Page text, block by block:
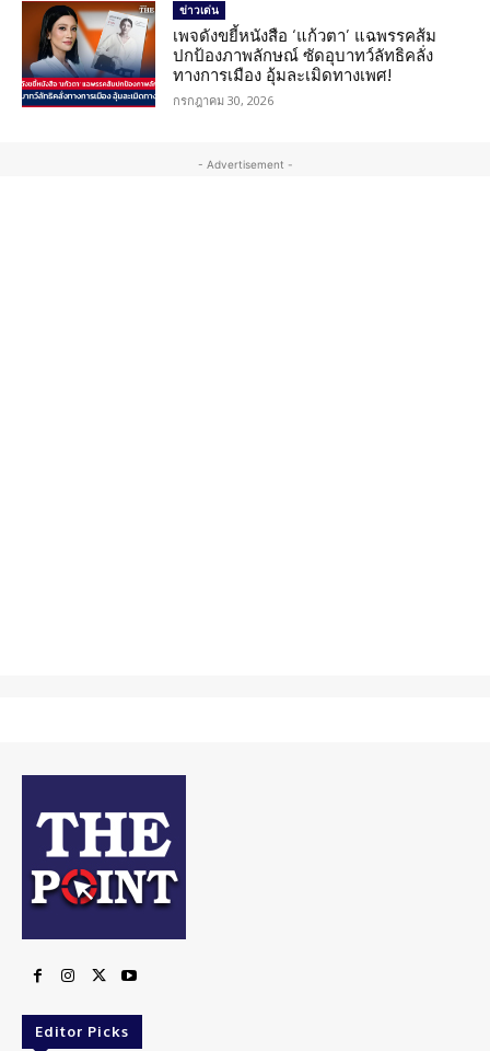
ข่าวเด่น
เพจดังขยี้หนังสือ ‘แก้วตา’ แฉพรรคส้ม
ปกป้องภาพลักษณ์ ซัดอุบาทว์ลัทธิคลั่ง
ทางการเมือง อุ้มละเมิดทางเพศ!
กรกฎาคม 30, 2026
- Advertisement -
Editor Picks